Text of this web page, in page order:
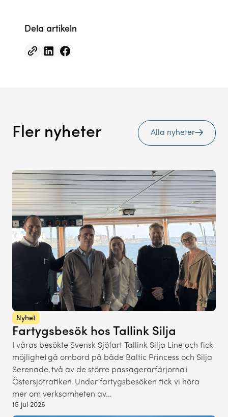
Dela artikeln
Fler nyheter Alla nyheter
Nyhet
Fartygsbesök hos Tallink Silja
I våras besökte Svensk Sjöfart Tallink Silja Line och fick
möjlighet gå ombord på både Baltic Princess och Silja
Serenade, två av de större passagerarfärjorna i
Östersjötrafiken. Under fartygsbesöken fick vi höra
mer om verksamheten av…
15 jul 2026